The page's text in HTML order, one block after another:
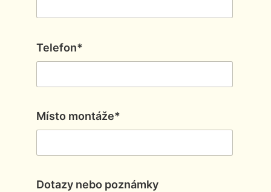
Telefon*
Místo montáže*
Dotazy nebo poznámky